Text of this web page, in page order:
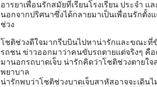
อารยาเพื่อนรักสมัยที่เรียนโรงเรียน ประจำ แ
นอกจากปริศนาซึ่งได้กลายมาเป็นเพื่อนรักตั้ง
ช่วง
โชติช่วงดีใจมากรีบบินไปหาน่ารักและขณะที่
รถชน ข่าวออกมาว่าคนขับรถตายแต่จริงๆ คื
มานอกรถบาดเจ็บ น่ารักคิดว่าโชติช่วงตายใ
พยาบาล
น่ารักพบว่าโชติช่วงบาดเจ็บสาหัสอาจจะเดิน